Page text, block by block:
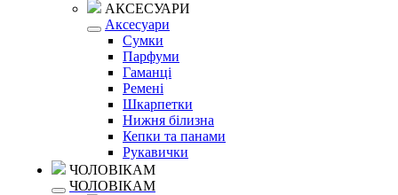
АКСЕСУАРИ
Аксесуари
Сумки
Парфуми
Гаманці
Ремені
Шкарпетки
Нижня білизна
Кепки та панами
Рукавички
ЧОЛОВІКАМ
ЧОЛОВІКАМ